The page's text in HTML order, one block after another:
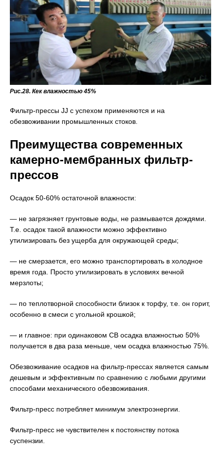
Рис.28. Кек влажностью 45%
Фильтр-прессы JJ с успехом применяются и на
обезвоживании промышленных стоков.
Преимущества современных
камерно-мембранных фильтр-
прессов
Осадок 50-60% остаточной влажности:
— не загрязняет грунтовые воды, не размывается дождями.
Т.е. осадок такой влажности можно эффективно
утилизировать без ущерба для окружающей среды;
— не смерзается, его можно транспортировать в холодное
время года. Просто утилизировать в условиях вечной
мерзлоты;
— по теплотворной способности близок к торфу, т.е. он горит,
особенно в смеси с угольной крошкой;
— и главное: при одинаковом СВ осадка влажностью 50%
получается в два раза меньше, чем осадка влажностью 75%.
Обезвоживание осадков на фильтр-прессах является самым
дешевым и эффективным по сравнению с любыми другими
способами механического обезвоживания.
Фильтр-пресс потребляет минимум электроэнергии.
Фильтр-пресс не чувствителен к постоянству потока
суспензии.